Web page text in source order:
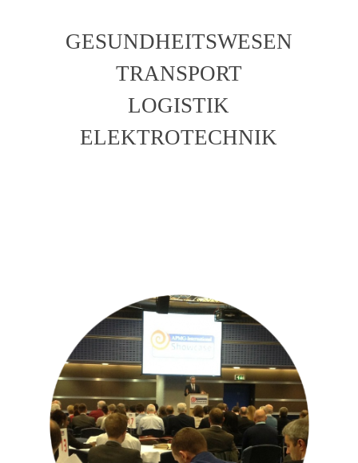
GESUNDHEITSWESEN
TRANSPORT
LOGISTIK
ELEKTROTECHNIK